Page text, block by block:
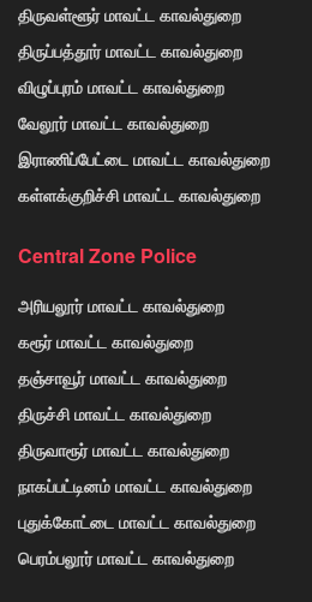
திருவள்ளூர் மாவட்ட காவல்துறை
திருப்பத்தூர் மாவட்ட காவல்துறை
விழுப்புரம் மாவட்ட காவல்துறை
வேலூர் மாவட்ட காவல்துறை
இராணிப்பேட்டை மாவட்ட காவல்துறை
கள்ளக்குறிச்சி மாவட்ட காவல்துறை
Central Zone Police
அரியலூர் மாவட்ட காவல்துறை
கரூர் மாவட்ட காவல்துறை
தஞ்சாவூர் மாவட்ட காவல்துறை
திருச்சி மாவட்ட காவல்துறை
திருவாரூர் மாவட்ட காவல்துறை
நாகப்பட்டினம் மாவட்ட காவல்துறை
புதுக்கோட்டை மாவட்ட காவல்துறை
பெரம்பலூர் மாவட்ட காவல்துறை